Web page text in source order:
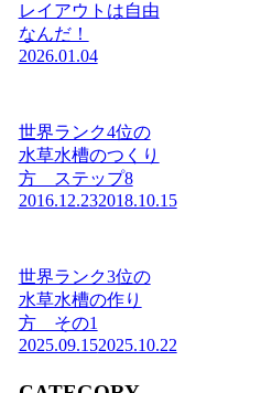
レイアウトは自由
なんだ！
2026.01.04
世界ランク4位の
水草水槽のつくり
方 ステップ8
2016.12.232018.10.15
世界ランク3位の
水草水槽の作り
方 その1
2025.09.152025.10.22